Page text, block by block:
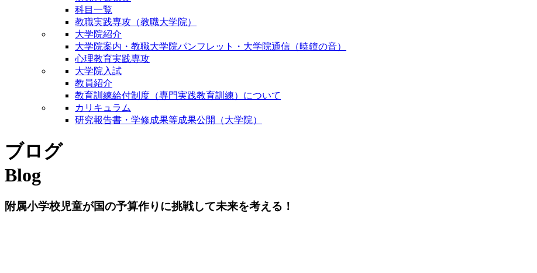
科目一覧
教職実践専攻（教職大学院）
大学院紹介
大学院案内・教職大学院パンフレット・大学院通信（暁鐘の音）
心理教育実践専攻
大学院入試
教員紹介
教育訓練給付制度（専門実践教育訓練）について
カリキュラム
研究報告書・学修成果等成果公開（大学院）
ブログ
Blog
附属小学校児童が国の予算作りに挑戦して未来を考える！